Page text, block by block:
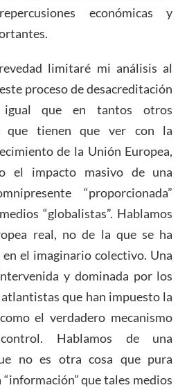
económicas y
limitaré mi análisis al
proceso de desacreditación
que en tantos otros
que tienen que ver con la
de la Unión Europea,
el impacto masivo de una
“proporcionada”
“globalistas”. Hablamos
real, no de la que se ha
el imaginario colectivo. Una
y dominada por los
que han impuesto la
el verdadero mecanismo
Hablamos de una
no es otra cosa que pura
que tales medios